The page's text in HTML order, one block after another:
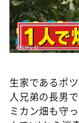
生家であるポ
人兄弟の長男
ミカン畑も守